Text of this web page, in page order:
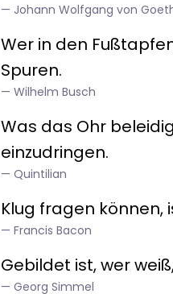
Johann Wolfgang von
Wer in den
Spuren.
Wilhelm Busch
Was das Ohr
einzudringen.
Quintilian
Klug fragen können,
Francis Bacon
Gebildet ist, wer
Georg Simmel